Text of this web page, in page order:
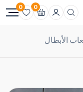
0
0
الأبطال